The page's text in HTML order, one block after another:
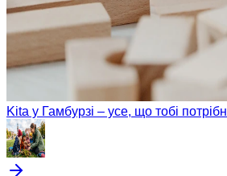
Kita у Гамбурзі – усе, що тобі